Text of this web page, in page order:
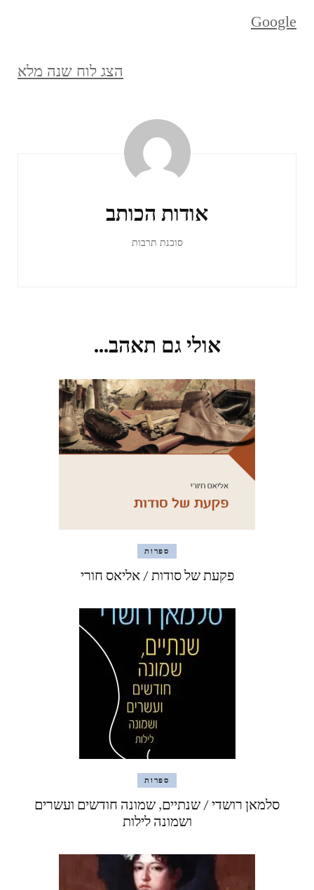
Google
הצג לוח שנה מלא
אודות הכותב
סוכנת תרבות
אולי גם תאהב...
ספרות
פקעת של סודות / אליאס חורי
ספרות
סלמאן רושדי / שנתיים, שמונה חודשים ועשרים
ושמונה לילות